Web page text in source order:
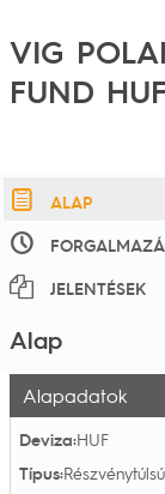
VIG
FUND
ALAP
JELENTÉSEK
Alap
Alapadatok
Deviza:HUF
Típus: